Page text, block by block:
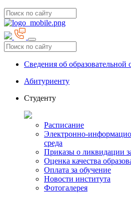
Сведения об образовательной
Абитуриенту
Студенту
Расписание
Электронно-
среда
Приказы о ликвидации
Оценка качества
Оплата за обучение
Новости института
Фотогалерея